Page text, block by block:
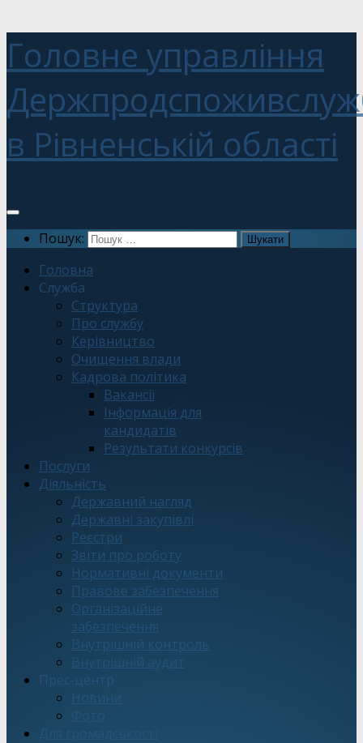
Головне управління
в Рівненській області
Пошук:
Головна
Служба
Структура
Про службу
Керівництво
Очищення влади
Кадрова політика
Вакансії
Інформація для
кандидатів
Результати конкурсів
Послуги
Діяльність
Державний нагляд
Державні закупівлі
Реєстри
Звіти про роботу
Нормативні документи
Правове забезпечення
Організаційне
забезпечення
Внутрішній контроль
Внутрішній аудит
Прес-центр
Новини
Фото
Для громадськості